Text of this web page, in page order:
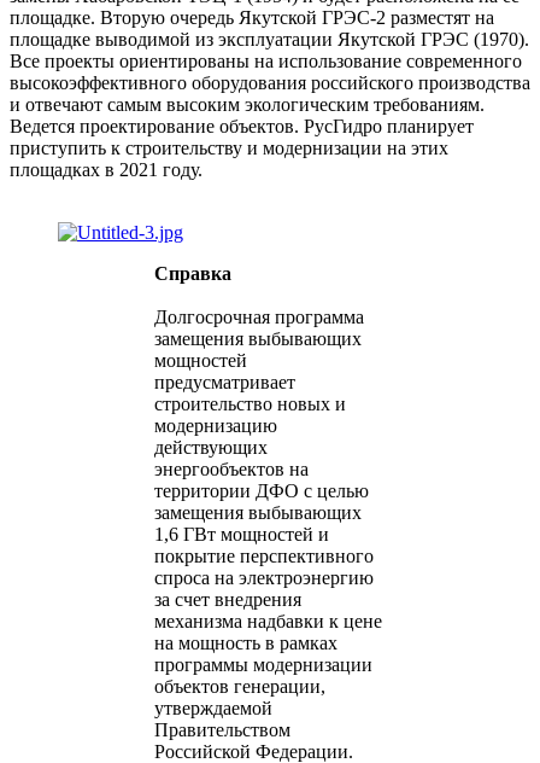
площадке. Вторую очередь Якутской ГРЭС‑2 разместят на
площадке ­выводимой из эксплуатации Якутской ГРЭС (1970).
Все проекты ориентированы на использование современного
высокоэффективного оборудования российского производства
и отвечают самым высоким экологическим ­требованиям.
Ведется проектирование объек­тов. РусГидро планирует
приступить к строительству и модернизации на этих
площадках в 2021 году.
Справка
Долгосрочная программа
замещения выбывающих
мощностей
предусматривает
строительство новых и
модернизацию
действующих
энергообъектов на
территории ДФО с целью
замещения выбывающих
1,6 ГВт мощностей и
покрытие перспективного
спроса на электроэнергию
за счет внедрения
механизма надбавки к цене
на мощность в рамках
программы модернизации
объектов генерации,
утверждаемой
Правительством
Российской Федерации.